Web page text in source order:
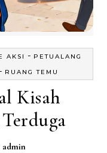
AKSI - PETUALANG
- RUANG TEMU
Kisah
admin